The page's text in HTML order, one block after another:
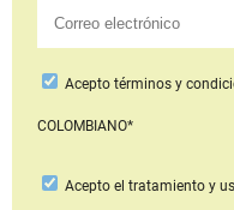
Aceptotérminos y
COLOMBIANO*
Acepto el tratamiento y